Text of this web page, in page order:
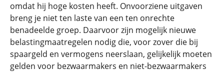
omdat hij hoge kosten heeft. Onvoorziene uitgaven
breng je niet ten laste van een ten onrechte
benadeelde groep. Daarvoor zijn mogelijk nieuwe
belastingmaatregelen nodig die, voor zover die bij
spaargeld en vermogens neerslaan, gelijkelijk moeten
gelden voor bezwaarmakers en niet-bezwaarmakers